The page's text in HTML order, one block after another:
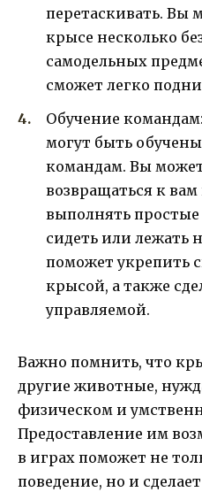
перетаскивать. Вы
крысе несколько
самодельных
сможет легко
Обучение
могут быть
командам. Вы
возвращаться к
выполнять
сидеть или лежать
поможет укрепить
крысой, а также
управляемой.
Важно помнить, что
другие животные,
физическом и
Предоставление им
в играх поможет не
поведение, но и